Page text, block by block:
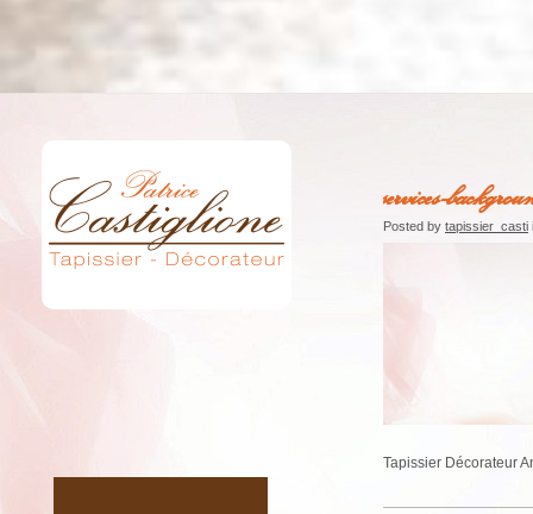
services-
Posted by tapissier_casti
Tapissier Décorateur